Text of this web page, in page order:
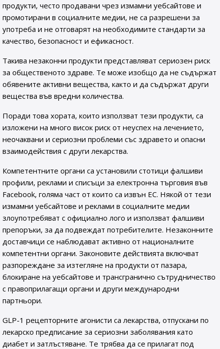
продукти, често продавани чрез измамни уебсайтове и
промотирани в социалните медии, не са разрешени за
употреба и не отговарят на необходимите стандарти за
качество, безопасност и ефикасност.
Такива незаконни продукти представляват сериозен риск
за общественото здраве. Те може изобщо да не съдържат
обявените активни вещества, както и да съдържат други
вещества във вредни количества.
Поради това хората, които използват тези продукти, са
изложени на много висок риск от неуспех на лечението,
неочаквани и сериозни проблеми със здравето и опасни
взаимодействия с други лекарства.
Компетентните органи са установили стотици фалшиви
профили, реклами и списъци за електронна търговия във
Facebook, голяма част от които са извън ЕС. Някой от тези
измамни уебсайтове и реклами в социалните медии
злоупотребяват с официално лого и използват фалшиви
препоръки, за да подвеждат потребителите. Незаконните
доставчици се наблюдават активно от националните
компетентни органи. Законовите действията включват
разпореждане за изтегляне на продукти от пазара,
блокиране на уебсайтове и трансгранично сътрудничество
с правоприлагащи органи и други международни
партньори.
GLP-1 рецепторните агонисти са лекарства, отпускани по
лекарско предписание за сериозни заболявания като
диабет и затлъстяване. Те трябва да се прилагат под